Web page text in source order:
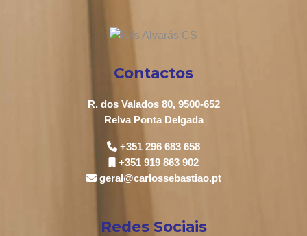
Contactos
R. dos Valados 80, 9500-652
Relva Ponta Delgada
+351 296 683 658
+351 919 863 902
geral@carlossebastiao.pt
Redes Sociais